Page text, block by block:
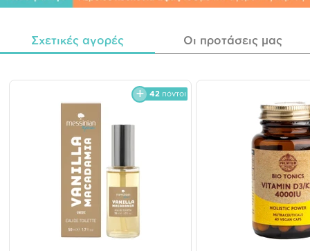
Σχετικές αγορές Οι προτάσεις μας
42 πόντοι